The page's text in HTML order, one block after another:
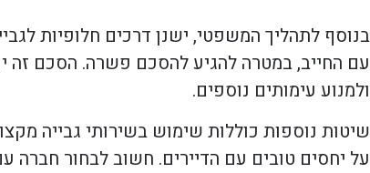
בנוסף לתהליך המשפטי, ישנן דרכים חלופיות
עם החייב, במטרה להגיע להסכם פשרה. הסכם זה
ולמנוע עימותים נוספים.
שיטות נוספות כוללות שימוש בשירותי גבייה
על יחסים טובים עם הדיירים. חשוב לבחור חברה